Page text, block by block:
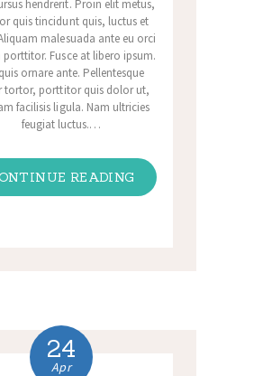
hendrerit. Proin elit metus,
quis tincidunt quis, luctus et
malesuada ante eu orci
porttitor. Fusce at libero ipsum.
ornare ante. Pellentesque
tortor, porttitor quis dolor ut,
facilisis ligula. Nam ultricies
feugiat luctus.…
READING
24
Apr